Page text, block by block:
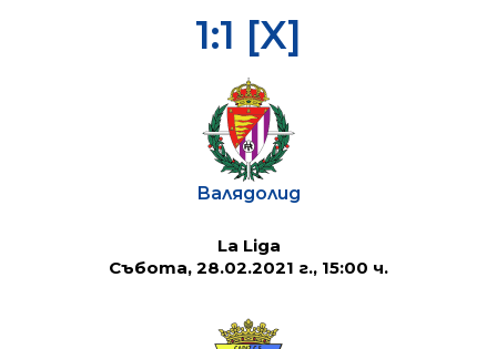
1:1 [X]
Валядолид
La Liga
Събота, 28.02.2021 г., 15:00 ч.